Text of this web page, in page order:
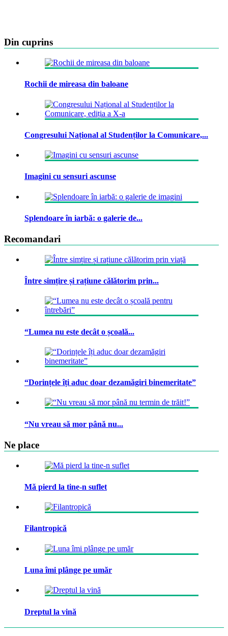
Din cuprins
Rochii de mireasa din baloane
Congresului Național al Studenților la Comunicare,...
Imagini cu sensuri ascunse
Splendoare în iarbă: o galerie de...
Recomandari
Între simțire și rațiune călătorim prin...
“Lumea nu este decât o școală...
“Dorințele îți aduc doar dezamăgiri binemeritate”
“Nu vreau să mor până nu...
Ne place
Mă pierd la tine-n suflet
Filantropică
Luna îmi plânge pe umăr
Dreptul la vină